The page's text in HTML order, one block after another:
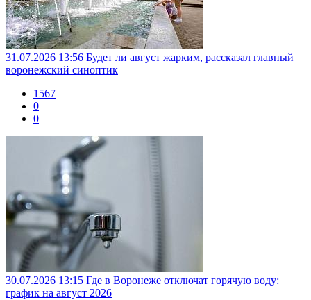
31.07.2026 13:56 Будет ли август жарким, рассказал главный
воронежский синоптик
1567
0
0
30.07.2026 13:15 Где в Воронеже отключат горячую воду:
график на август 2026